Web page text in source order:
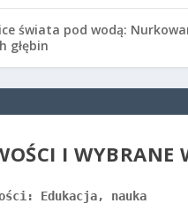
świata pod wodą:
głębin
I WYBRANE
Edukacja, nauka